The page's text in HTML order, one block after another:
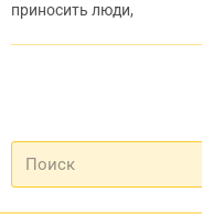
приносить люди,